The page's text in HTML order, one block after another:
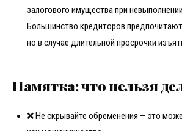
залогового имущества при
Большинство кредиторов
но в случае длительной просрочки
Памятка: что нельзя
❌ Не скрывайте обременения — это